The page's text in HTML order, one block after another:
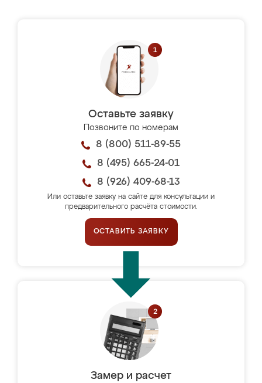
Оставьте заявку
Позвоните по номерам
8 (800) 511-89-55
8 (495) 665-24-01
8 (926) 409-68-13
Или оставьте заявку на сайте для консультации и
предварительного расчёта стоимости.
ОСТАВИТЬ ЗАЯВКУ
Замер и расчет